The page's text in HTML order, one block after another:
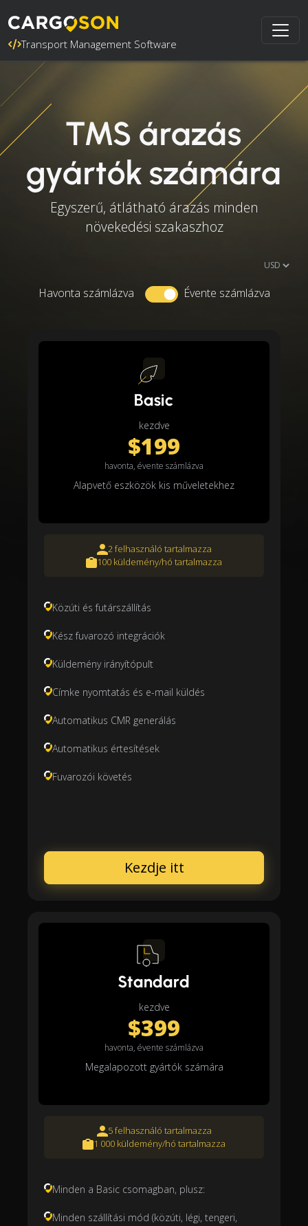
Transport Management Software
TMS árazás
gyártók számára
Egyszerű, átlátható árazás minden
növekedési szakaszhoz
Havonta számlázva Évente számlázva
Basic
kezdve
$199
havonta, évente számlázva
Alapvető eszközök kis műveletekhez
2 felhasználó tartalmazza
100 küldemény/hó tartalmazza
Közúti és futárszállítás
Kész fuvarozó integrációk
Küldemény irányítópult
Címke nyomtatás és e-mail küldés
Automatikus CMR generálás
Automatikus értesítések
Fuvarozói követés
Kezdje itt
Standard
kezdve
$399
havonta, évente számlázva
Megalapozott gyártók számára
5 felhasználó tartalmazza
1 000 küldemény/hó tartalmazza
Minden a Basic csomagban, plusz:
Minden szállítási mód (közúti, légi, tengeri,